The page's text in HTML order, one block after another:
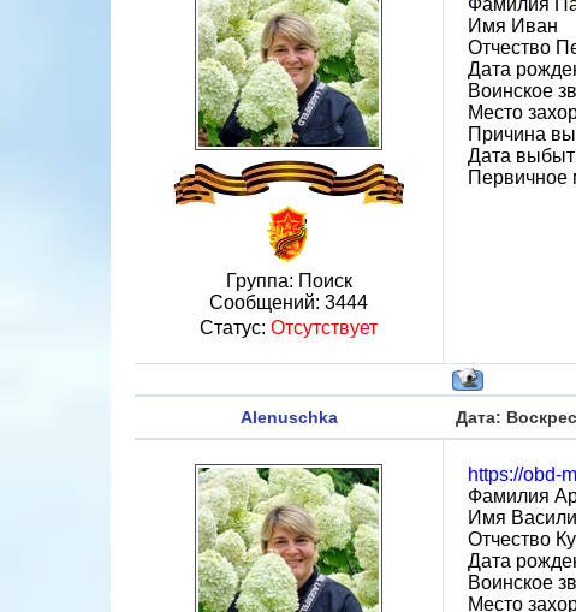
Группа: Поиск
Сообщений: 3444
Статус: Отсутствует
Фамилия
Имя Иван
Отчество
Дата
Воинское
Место
Причина
Дата
Первичное
Alenuschka Дата:
https://obd-
Фамилия
Имя
Отчество
Дата
Воинское
Место